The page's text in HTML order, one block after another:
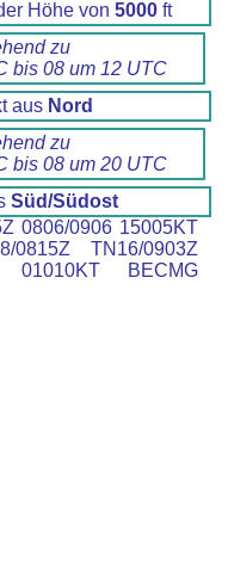
Höhe von 5000ft
zu
bis 08 um 12 UTC
aus Nord
zu
bis 08 um 20 UTC
Süd/Südost
0806/0906 15005KT
0815Z TN16/0903Z
01010KT BECMG